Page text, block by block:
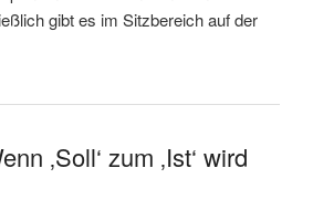
gibt es im Sitzbereich auf der
‚Soll‘ zum ‚Ist‘ wird